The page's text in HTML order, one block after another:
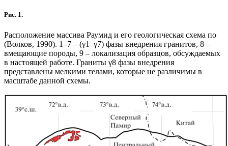
Рис. 1.
Расположение массива Раумид и его геологическая схема по
(Волков, 1990). 1–7 – (γ1–γ7) фазы внедрения гранитов, 8 –
вмещающие породы, 9 – локализация образцов, обсуждаемых
в настоящей работе. Граниты γ8 фазы внедрения
представлены мелкими телами, которые не различимы в
масштабе данной схемы.